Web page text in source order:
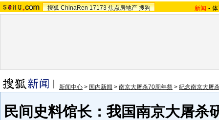
搜狐 ChinaRen 17173 焦点房地产 搜狗 新闻 -
新闻中心 > 国内新闻 > 南京大屠杀70周年祭 > 纪念南京大屠
民间史料馆长：我国南京大屠杀